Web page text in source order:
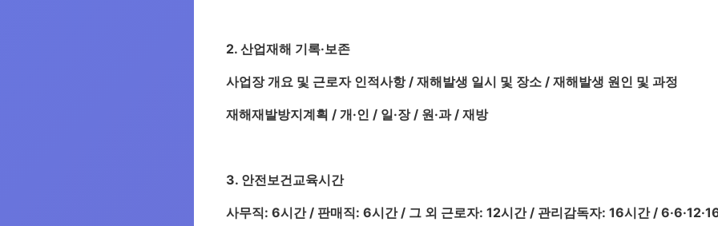
2. 산업재해 기록·보존
사업장 개요 및 근로자 인적사항 / 재해발생 일시 및 장소 / 재해발생 원인 및 과정
재해재발방지계획 / 개·인 / 일·장 / 원·과 / 재방
3. 안전보건교육시간
사무직: 6시간 / 판매직: 6시간 / 그 외 근로자: 12시간 / 관리감독자: 16시간 /